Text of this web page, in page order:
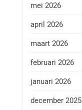
mei 2026
april 2026
maart 2026
februari 2026
januari 2026
december 2025